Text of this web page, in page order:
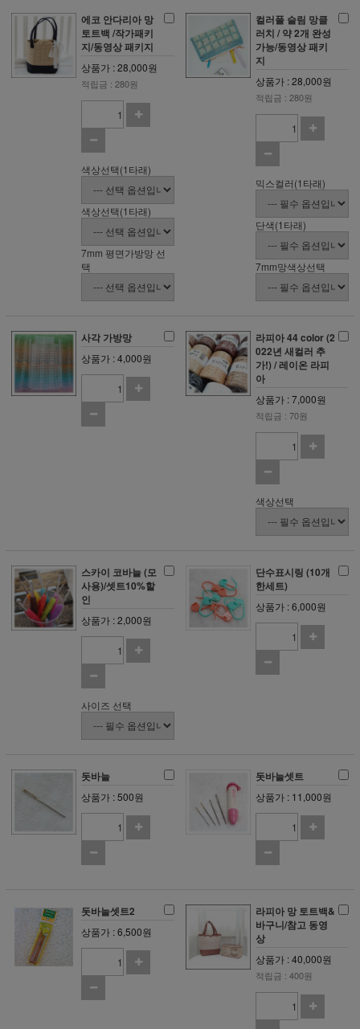
에코 안다리아 망
토트백 /작가패키
지/동영상 패키지
상품가 : 28,000원
적립금 : 280원
색상선택(1타래)
색상선택(1타래)
7mm 평면가방망 선
택
컬러풀 슬림 망클
러치 / 약 2개 완성
가능/동영상 패키
지
상품가 : 28,000원
적립금 : 280원
믹스컬러(1타래)
단색(1타래)
7mm망색상선택
사각 가방망
상품가 : 4,000원
라피아 44 color (2
022년 새컬러 추
가!) / 레이온 라피
아
상품가 : 7,000원
적립금 : 70원
색상선택
스카이 코바늘 (모
사용)/셋트10%할
인
상품가 : 2,000원
사이즈 선택
단수표시링 (10개
한세트)
상품가 : 6,000원
돗바늘
상품가 : 500원
돗바늘셋트
상품가 : 11,000원
돗바늘셋트2
상품가 : 6,500원
라피아 망 토트백&
바구니/참고 동영
상
상품가 : 40,000원
적립금 : 400원